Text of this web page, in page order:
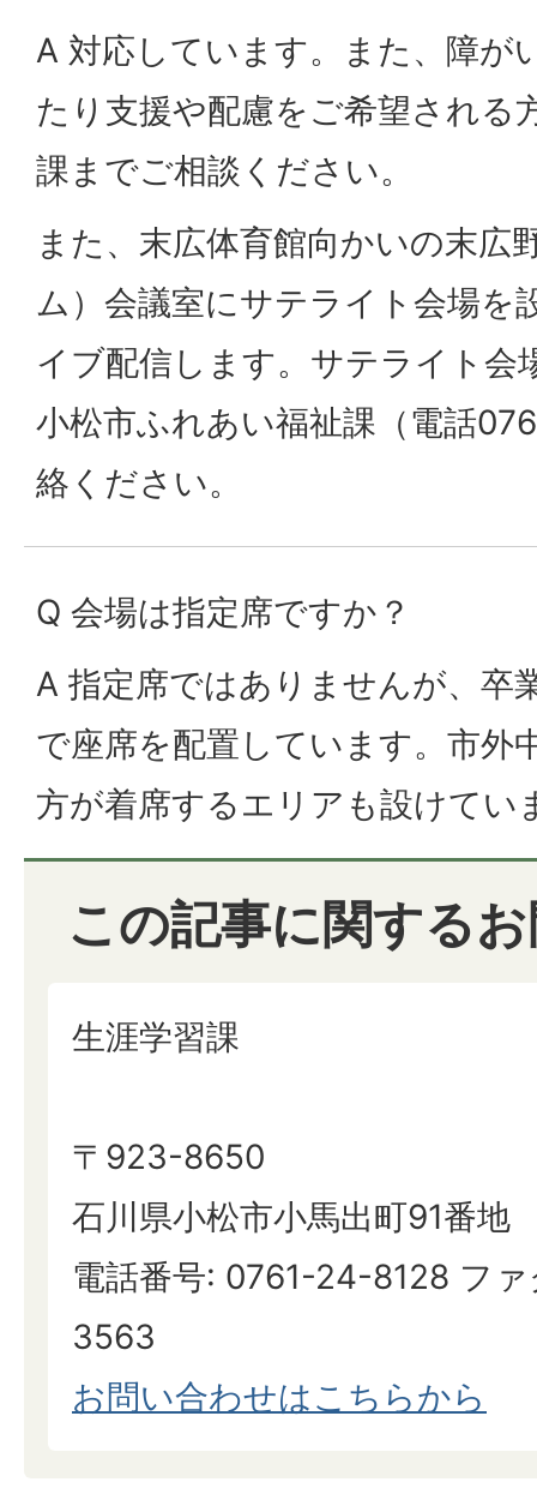
A 対応しています。また、障が
たり支援や配慮をご希望される
課までご相談ください。
また、末広体育館向かいの末広
ム）会議室にサテライト会場を
イブ配信します。サテライト会
小松市ふれあい福祉課（電話
絡ください。
Q 会場は指定席ですか？
A 指定席ではありませんが、卒
で座席を配置しています。市外
方が着席するエリアも設けてい
この記事に関する
生涯学習課
〒923-8650
石川県小松市小馬出町91番地
電話番号: 0761-24-8128 フ
3563
お問い合わせはこちらから